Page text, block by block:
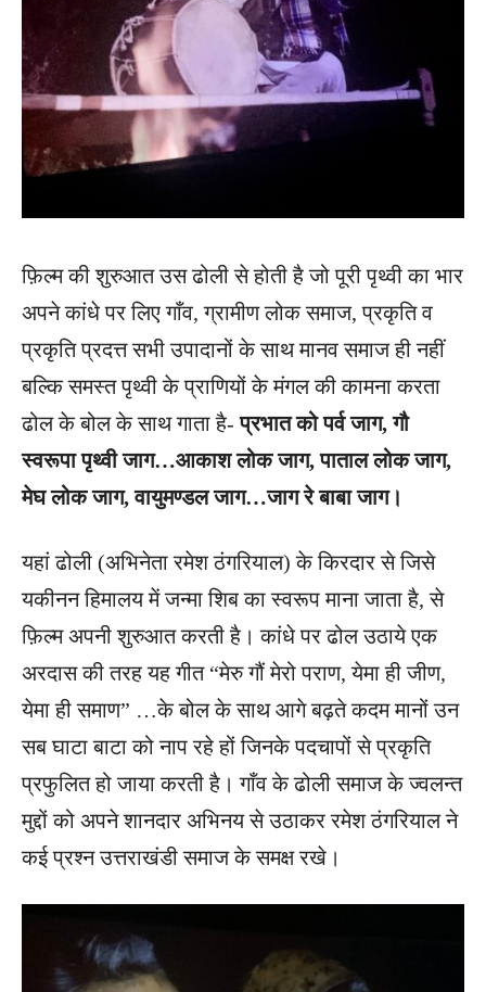
फ़िल्म की शुरुआत उस ढोली से होती है जो पूरी पृथ्वी का भार
अपने कांधे पर लिए गाँव, ग्रामीण लोक समाज, प्रकृति व
प्रकृति प्रदत्त सभी उपादानों के साथ मानव समाज ही नहीं
बल्कि समस्त पृथ्वी के प्राणियों के मंगल की कामना करता
ढोल के बोल के साथ गाता है-प्रभात को पर्व जाग, गौ
स्वरूपा पृथ्वी जाग…आकाश लोक जाग, पाताल लोक जाग,
मेघ लोक जाग, वायुमण्डल जाग…जाग रे बाबा जाग।
यहां ढोली (अभिनेता रमेश ठंगरियाल) के किरदार से जिसे
यकीनन हिमालय में जन्मा शिब का स्वरूप माना जाता है, से
फ़िल्म अपनी शुरुआत करती है। कांधे पर ढोल उठाये एक
अरदास की तरह यह गीत “मेरु गौं मेरो पराण, येमा ही जीण,
येमा ही समाण” …के बोल के साथ आगे बढ़ते कदम मानों उन
सब घाटा बाटा को नाप रहे हों जिनके पदचापों से प्रकृति
प्रफुलित हो जाया करती है। गाँव के ढोली समाज के ज्वलन्त
मुद्दों को अपने शानदार अभिनय से उठाकर रमेश ठंगरियाल ने
कई प्रश्न उत्तराखंडी समाज के समक्ष रखे।